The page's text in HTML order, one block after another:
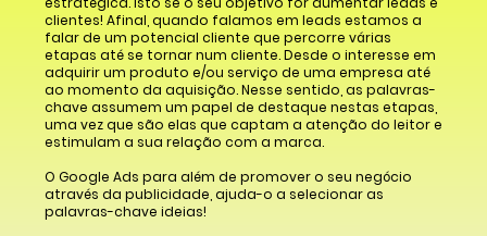
clientes! Afinal, quando falamos em leads estamos a
falar de um potencial cliente que percorre várias
etapas até se tornar num cliente. Desde o interesse em
adquirir um produto e/ou serviço de uma empresa até
ao momento da aquisição. Nesse sentido, as palavras-
chave assumem um papel de destaque nestas etapas,
uma vez que são elas que captam a atenção do leitor e
estimulam a sua relação com a marca.
O Google Ads para além de promover o seu negócio
através da publicidade, ajuda-o a selecionar as
palavras-chave ideias!